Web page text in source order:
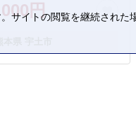
円
サイトの閲覧を継続され